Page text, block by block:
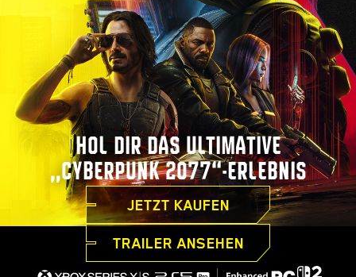
HOL DIR DAS ULTIMATIVE
„CYBERPUNK 2077“-ERLEBNIS
JETZT KAUFEN
TRAILER ANSEHEN